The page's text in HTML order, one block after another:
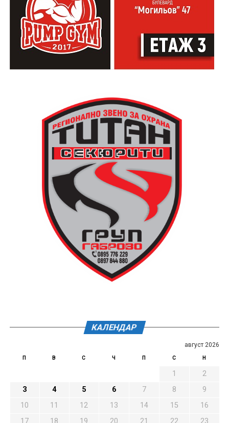
КАЛЕНДАР
август 2026
П В С Ч П С Н
1
2
3
4 5 6 7 8
9
10
11 12 13 14 15
16
17
18 19 20 21 22 23